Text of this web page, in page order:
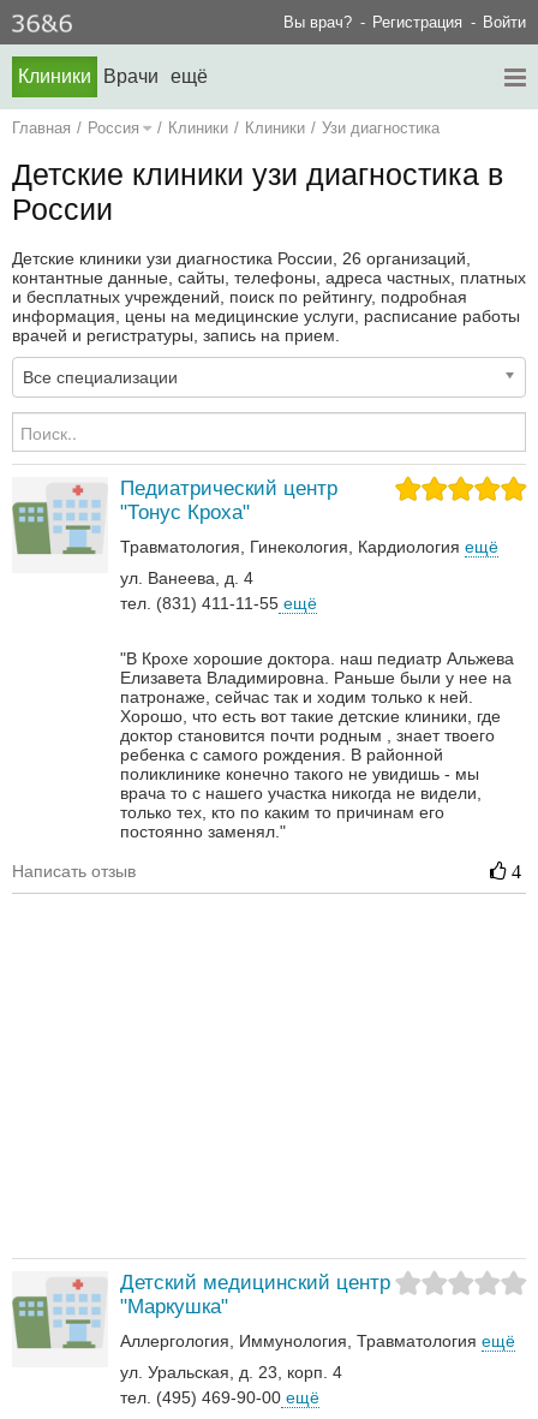
Вы врач? Регистрация Войти
Клиники Врачи ещё
Главная / Россия / Клиники / Клиники / Узи диагностика
Детские клиники узи диагностика в
России
Детские клиники узи диагностика России, 26 организаций,
контантные данные, сайты, телефоны, адреса частных, платных
и бесплатных учреждений, поиск по рейтингу, подробная
информация, цены на медицинские услуги, расписание работы
врачей и регистратуры, запись на прием.
Все специализации
Педиатрический центр
"Тонус Кроха"
Травматология Гинекология Кардиология ещё
ул. Ванеева, д. 4
тел. (831) 411-11-55 ещё
"В Крохе хорошие доктора. наш педиатр Альжева
Елизавета Владимировна. Раньше были у нее на
патронаже, сейчас так и ходим только к ней.
Хорошо, что есть вот такие детские клиники, где
доктор становится почти родным , знает твоего
ребенка с самого рождения. В районной
поликлинике конечно такого не увидишь - мы
врача то с нашего участка никогда не видели,
только тех, кто по каким то причинам его
постоянно заменял."
Написать отзыв 4
Детский медицинский центр
"Маркушка"
Аллергология Иммунология Травматология ещё
ул. Уральская, д. 23, корп. 4
тел. (495) 469-90-00 ещё